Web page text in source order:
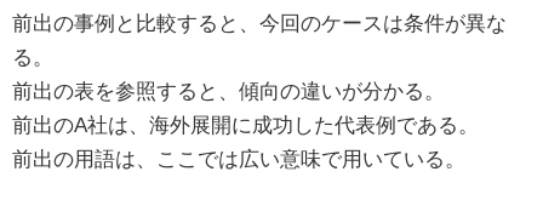
前出の事例と比較すると、今回のケースは条件が異な
る。
前出の表を参照すると、傾向の違いが分かる。
前出のA社は、海外展開に成功した代表例である。
前出の用語は、ここでは広い意味で用いている。